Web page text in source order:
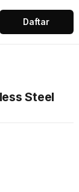
Daftar
Steel